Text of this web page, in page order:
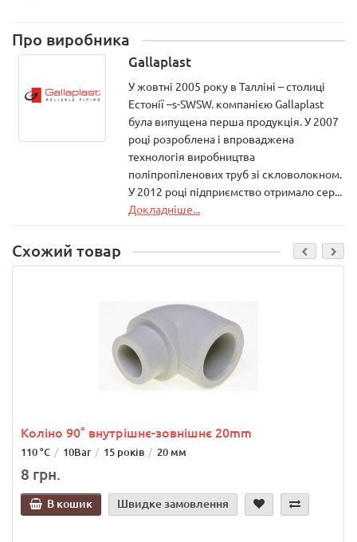
Про виробника
Gallaplast
У жовтні 2005 року в Талліні – столиці
Естонії –s-SWSW. компанією Gallaplast
була випущена перша продукція. У 2007
році розроблена і впроваджена
технологія виробництва
поліпропіленових труб зі скловолокном.
У 2012 році підприємство отримало сер...
Докладніше...
Схожий товар
Коліно 90° внутрішнє-зовнішнє 20mm
110 °C 10Bar 15 років 20 мм
8 грн.
В кошик Швидке замовлення